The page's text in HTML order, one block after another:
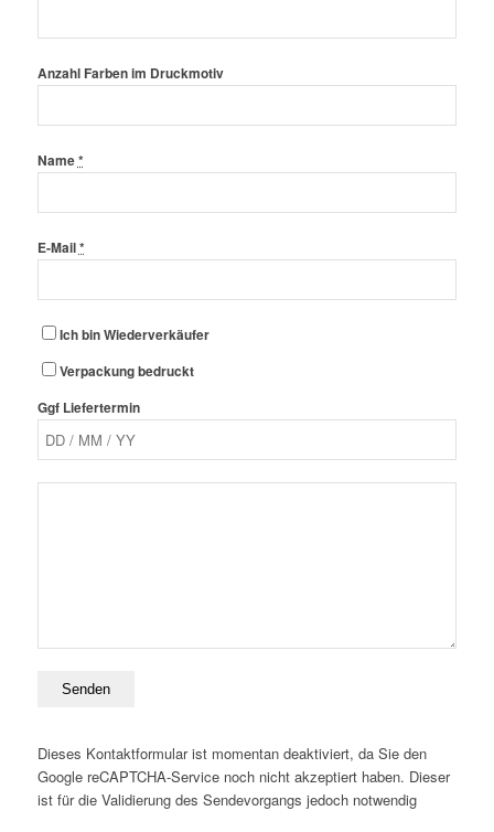
Anzahl Farben im Druckmotiv
Name*
E-Mail*
Ich bin Wiederverkäufer
Verpackung bedruckt
Ggf Liefertermin
Dieses Kontaktformular ist momentan deaktiviert, da Sie den
Google reCAPTCHA-Service noch nicht akzeptiert haben. Dieser
ist für die Validierung des Sendevorgangs jedoch notwendig